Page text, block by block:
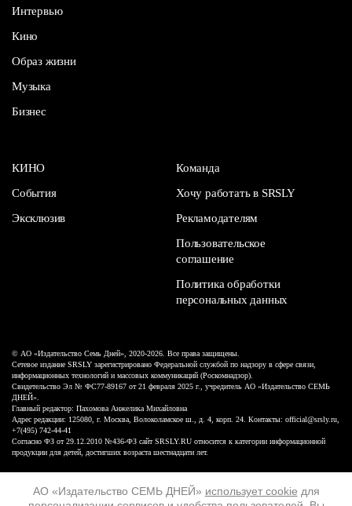
АО «Издательство СЕМЬ ДНЕЙ» использует cookie для
Интервью
Кино
Образ жизни
Музыка
Бизнес
КИНО
События
Эксклюзив
Команда
Хочу работать в SRSLY
Рекламодателям
Пользовательское
соглашение
Политика обработки
персональных данных
© АО «Издательство Семь Дней», 2020-2026. Все права защищены.
Сетевое издание SRSLY зарегистрировано Федеральной службой по надзору в сфере связи,
информационных технологий и массовых коммуникаций (Роскомнадзор).
Свидетельство Эл № ФС77-89167 от 21 февраля 2025 г., учредитель АО «Издательство СЕМЬ
ДНЕЙ».
Главный редактор: Пахомова Анжелика Михайловна
Адрес редакции: 125080, г. Москва, Волоколамское ш., д. 4, корп. 24. Контакты: official@srsly.ru,
+7(495) 742-44-41
Согласно ФЗ от 29.12.2010 №436-ФЗ сайт SRSLY.RU относится к категории информационной
продукции для детей, достигших возраста шестнадцати лет.